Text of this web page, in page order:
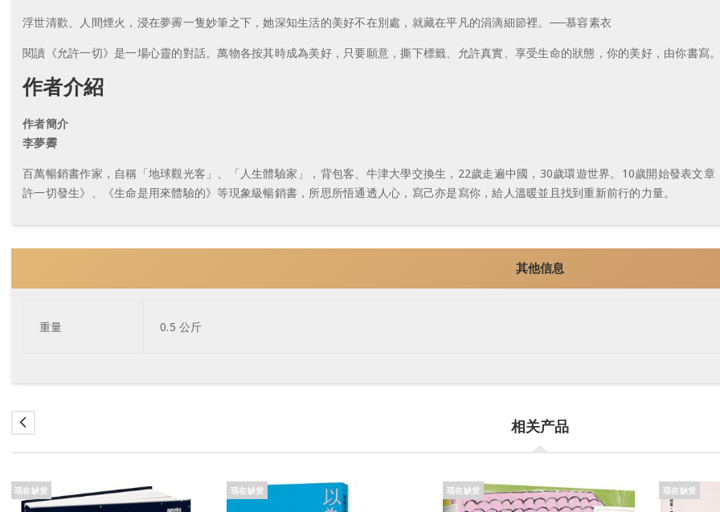
浮世清歡、人間煙火，浸在夢霽一隻妙筆之下，她深知生活的美好不在別處，就藏在平凡的涓滴細節裡。──慕容素衣
閱讀《允許一切》是一場心靈的對話。萬物各按其時成為美好，只要願意，撕下標籤、允許真實、享受生命的狀態，你的美好，由你書寫
作者介紹
作者簡介
李夢霽
百萬暢銷書作家，自稱「地球觀光客」、「人生體驗家」，背包客、牛津大學交換生，22歲走遍中國，30歲環遊世界。10歲開始發表文
許一切發生》、《生命是用來體驗的》等現象級暢銷書，所思所悟通透人心，寫己亦是寫你，給人溫暖並且找到重新前行的力量。
其他信息
重量 0.5 公斤
相关产品
现在缺货 现在缺货 现在缺货 现在缺货